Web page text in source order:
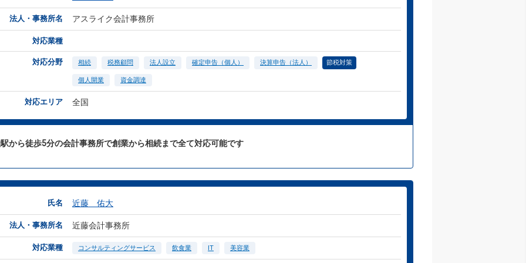
法人・事務所名 アスライク会計事務所
対応業種
対応分野 相続 税務顧問 法人設立 確定申告（個人） 決算申告（法人） 節税対策
個人開業 資金調達
対応エリア 全国
から徒歩5分の会計事務所で創業から相続まで全て対応可能です
氏名 近藤 佑大
法人・事務所名 近藤会計事務所
対応業種 コンサルティングサービス 飲食業 IT 美容業